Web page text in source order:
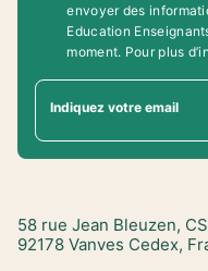
envoyer des
Education
moment. Pour plus
Indiquez votre email
58 rue Jean Bleuzen,
92178 Vanves Cedex,